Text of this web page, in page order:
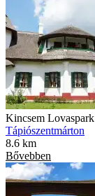
Kincsem Lovaspark
Tápiószentmárton
8.6 km
Bővebben